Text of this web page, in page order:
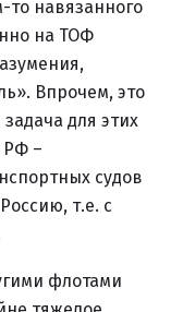
навязанного
на ТОФ
Впрочем, это
для этих
РФ –
судов
т.е. с
флотами